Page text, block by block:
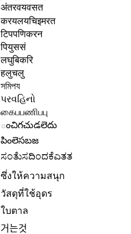
अंतरवयवसत
करयलयचिइमरत
टिपपणिकरन
पियुससं
लघुबिकरि
हलुचलु
সমিপয
પરવહિનો
கைபபணிபபு
ంచిగచుడలెదు
పింలెసబజ
ಸಂತೆುಸದಿಂದಕೆಎತತ
ซึ่งให้ความสนุก
วัสดุที่ใช้อุดร
ใบตาล
거는것